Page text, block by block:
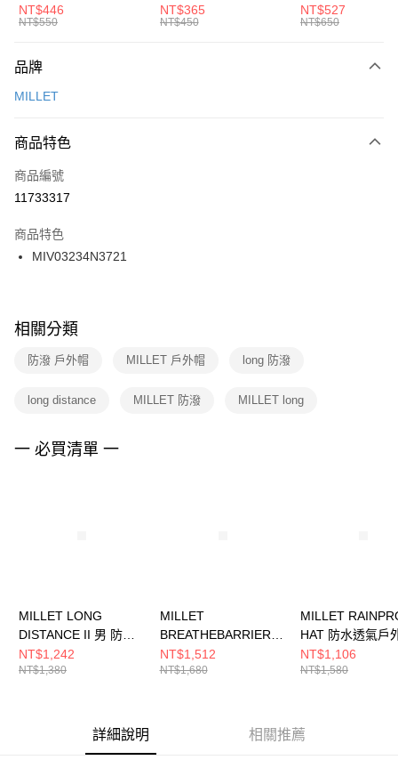
元大商業銀行
台灣樂天信用卡公司
AFTEE先享後付
【關於「AFTEE先享後付」】
便利好安心！
３．安心：先確認商品／服務後，再付款。
【「AFTEE先享後付」結帳流程】
１．於結帳方式選擇「AFTEE先享後付」後，將跳轉至「AFTEE先享後付」
２．訂單成立數日內，您將收到繳費通知簡訊。
３．收到繳費通知簡訊後14天內，點擊此簡訊中的連結，可透過四大超商／
ATM／網路銀行／等多元方式進行付款，方視為交易完成。
※ 交易是否成功請以「AFTEE先享後付 」之結帳頁面顯示為準，若有關於
是否繳費成功／繳費後需取消欲退款等相關疑問，請聯繫「AFTEE先享後付
客戶支援中心」
https://netprotections.freshdesk.com/support/home
１．透過由恩沛科技股份有限公司提供之「AFTEE先享後付」服務完成之交
２．關於個人資料處理事宜，請瀏覽以下網址：
運送方式
每筆NT$100，滿NT$1,500(含以上)免運費
宅配
每筆NT$100，滿NT$1,500(含以上)免運費
付款後門市自取
每筆NT$100，滿NT$1,500(含以上)免運費
中統襪 FZ3393100
NT$446
NT$550
EMBRDY 男女 短統襪
FZ3073133
NT$365
NT$450
BA5871010
NT$527
NT$650
品牌
MILLET
商品特色
商品編號
11733317
商品特色
MIV03234N3721
相關分類
防潑 戶外帽 MILLET 戶外帽 long 防潑
long distance MILLET 防潑 MILLET long
一 必買清單 一
MILLET LONG
DISTANCE II 男 防潑
戶外帽
MIV03234N0019
NT$1,242
NT$1,380
MILLET
BREATHEBARRIER II
女 防潑戶外帽
MIV03233N9904
NT$1,512
NT$1,680
MILLET
HAT 防水透氣戶
MIV7732N4236
NT$1,106
NT$1,580
詳細說明 相關推薦